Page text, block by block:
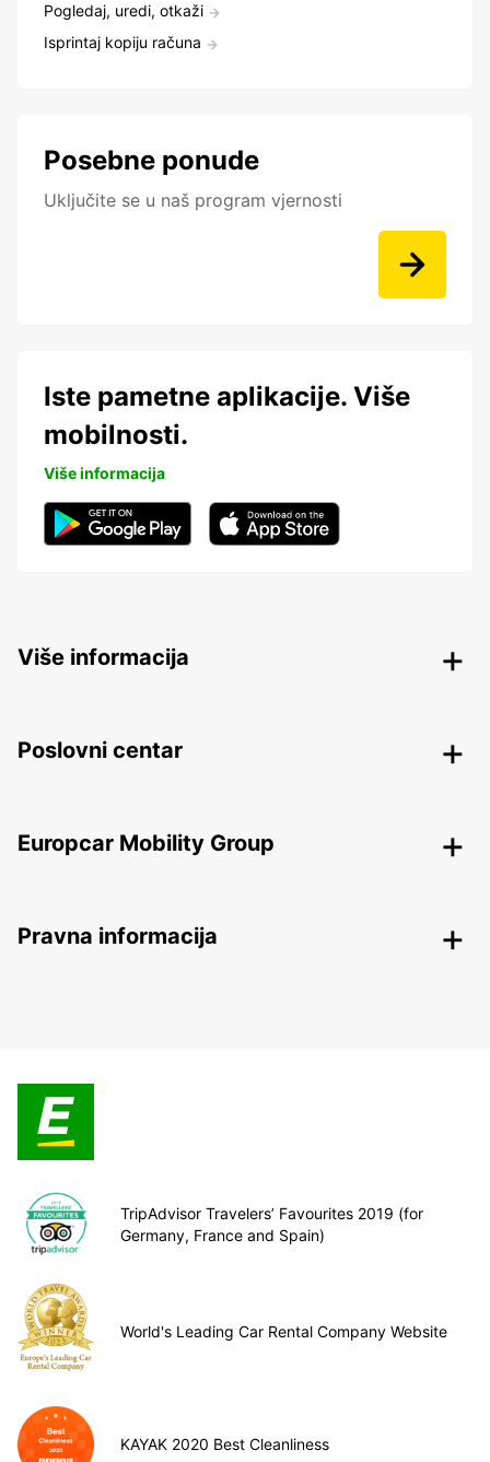
Pogledaj, uredi, otkaži
Isprintaj kopiju računa
Posebne ponude
Uključite se u naš program vjernosti
Iste pametne aplikacije. Više
mobilnosti.
Više informacija
Više informacija
Poslovni centar
Europcar Mobility Group
Pravna informacija
TripAdvisor Travelers’ Favourites 2019 (for
Germany, France and Spain)
World's Leading Car Rental Company Website
KAYAK 2020 Best Cleanliness